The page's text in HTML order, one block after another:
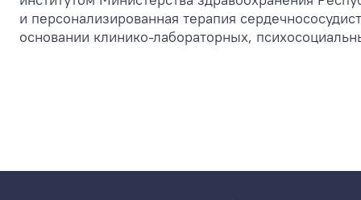
и персонализированная терапия
основании клинико-лабораторных,